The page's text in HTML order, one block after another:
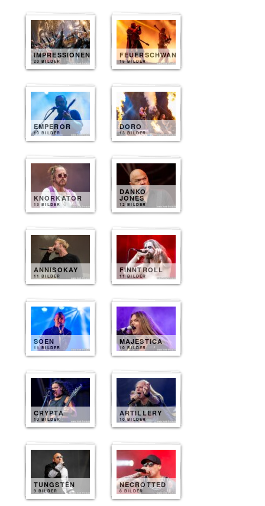
IMPRESSIONEN
20 BILDER
FEUERSCHWANZ
15 BILDER
EMPEROR
10 BILDER
DORO
13 BILDER
KNORKATOR
13 BILDER
DANKO
JONES
12 BILDER
ANNISOKAY
11 BILDER
FINNTROLL
11 BILDER
SOEN
11 BILDER
MAJESTICA
10 BILDER
CRYPTA
10 BILDER
ARTILLERY
10 BILDER
TUNGSTEN
9 BILDER
NECROTTED
8 BILDER